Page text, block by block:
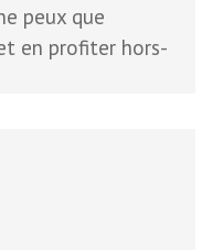
peux que
en profiter hors-